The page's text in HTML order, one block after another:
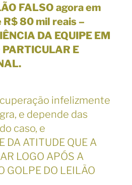
FALSO agora em
R$ 80 mil reais –
DA EQUIPE EM
E
infelizmente
e depende das
caso, e
DA ATITUDE QUE A
LOGO APÓS A
GOLPE DO LEILÃO